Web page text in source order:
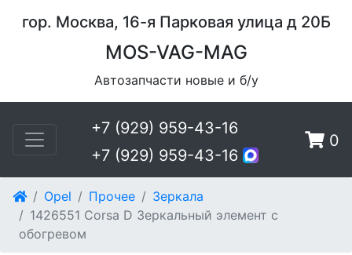
гор. Москва, 16-я Парковая улица д 20Б
MOS-VAG-MAG
Автозапчасти новые и б/у
+7 (929) 959-43-16
+7 (929) 959-43-16
0
Opel Прочее
Зеркала
1426551 Corsa D Зеркальный элемент с
обогревом